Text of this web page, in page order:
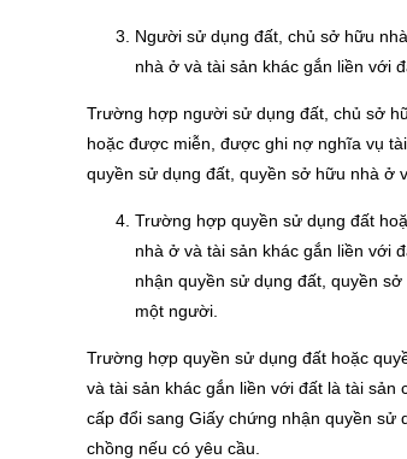
Người sử dụng đất, chủ sở hữu
nhà ở và tài sản khác gắn liền với
Trường hợp người sử dụng đất, chủ sở
hoặc được miễn, được ghi nợ nghĩa vụ
quyền sử dụng đất, quyền sở hữu nhà ở
Trường hợp quyền sử dụng đất
nhà ở và tài sản khác gắn liền với
nhận quyền sử dụng đất, quyền
một người.
Trường hợp quyền sử dụng đất hoặc
và tài sản khác gắn liền với đất là tài
cấp đổi sang Giấy chứng nhận quyền sử
chồng nếu có yêu cầu.